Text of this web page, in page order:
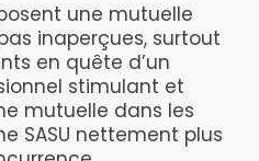
une mutuelle
inaperçues, surtout
en quête d’un
stimulant et
mutuelle dans les
SASU nettement plus